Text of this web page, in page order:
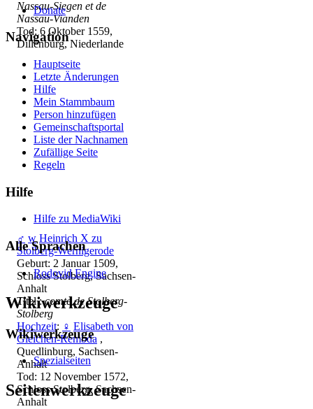
Nassau-Siegen et de
Nassau-Vianden
Tod: 6 Oktober 1559,
Dillenburg, Niederlande
♂ w Heinrich X zu
Stolberg-Wernigerode
Geburt: 2 Januar 1509,
Schloss Stolberg, Sachsen-
Anhalt
Titel :comte de Stolberg-
Stolberg
Hochzeit: ♀ Elisabeth von
Gleichen-Rembda ,
Quedlinburg, Sachsen-
Anhalt
Tod: 12 November 1572,
Schloss Stolberg, Sachsen-
Anhalt
Donate
Navigation
Hauptseite
Letzte Änderungen
Hilfe
Mein Stammbaum
Person hinzufügen
Gemeinschafts­portal
Liste der Nachnamen
Zufällige Seite
Regeln
Hilfe
Hilfe zu MediaWiki
Alle Sprachen
Rodovid Engine
Wikiwerkzeuge
Wikiwerkzeuge
Spezialseiten
Seitenwerkzeuge